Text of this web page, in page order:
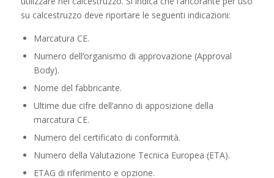
su calcestruzzo deve riportare le seguenti indicazioni:
Marcatura CE.
Numero dell’organismo di approvazione (Approval
Body).
Nome del fabbricante.
Ultime due cifre dell’anno di apposizione della
marcatura CE.
Numero del certificato di conformità.
Numero della Valutazione Tecnica Europea (ETA).
ETAG di riferimento e opzione.